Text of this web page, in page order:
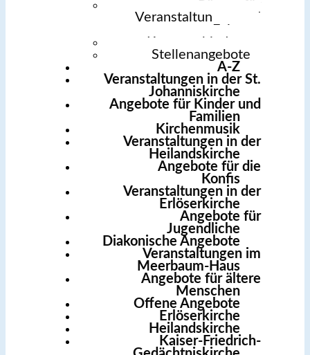
Veranstaltungen und
Stellenangebote
A-Z
Veranstaltungen in der St.
Johanniskirche
Angebote für Kinder und
Familien
Kirchenmusik
Veranstaltungen in der
Heilandskirche
Angebote für die
Konfis
Veranstaltungen in der
Erlöserkirche
Angebote für
Jugendliche
Diakonische Angebote
Veranstaltungen im
Meerbaum-Haus
Angebote für ältere
Menschen
Offene Angebote
Erlöserkirche
Heilandskirche
Kaiser-Friedrich-